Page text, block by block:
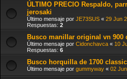
ÚLTIMO PRECIO Respaldo,
jerosaki
Último mensaje por JE73SUS « 29 Jun
Respuestas: 2
Busco manillar original vn 900
Último mensaje por Cidonchavca « 10
Respuestas: 6
Busco horquilla de 1700 classic
Último mensaje por gummyway « 02